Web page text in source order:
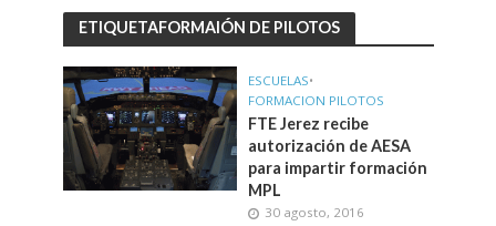
ETIQUETAFORMAIÓN DE PILOTOS
ESCUELAS•
FORMACION PILOTOS
FTE Jerez recibe
autorización de AESA
para impartir formación
MPL
30 agosto, 2016